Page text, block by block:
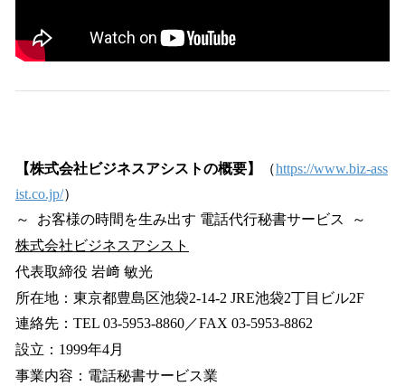
【株式会社ビジネスアシストの概要】 （https://www.biz-ass
ist.co.jp/）
～ お客様の時間を生み出す 電話代行秘書サービス ～
株式会社ビジネスアシスト
代表取締役 岩﨑 敏光
所在地：東京都豊島区池袋2-14-2 JRE池袋2丁目ビル2F
連絡先：TEL 03-5953-8860／FAX 03-5953-8862
設立：1999年4月
事業内容：電話秘書サービス業